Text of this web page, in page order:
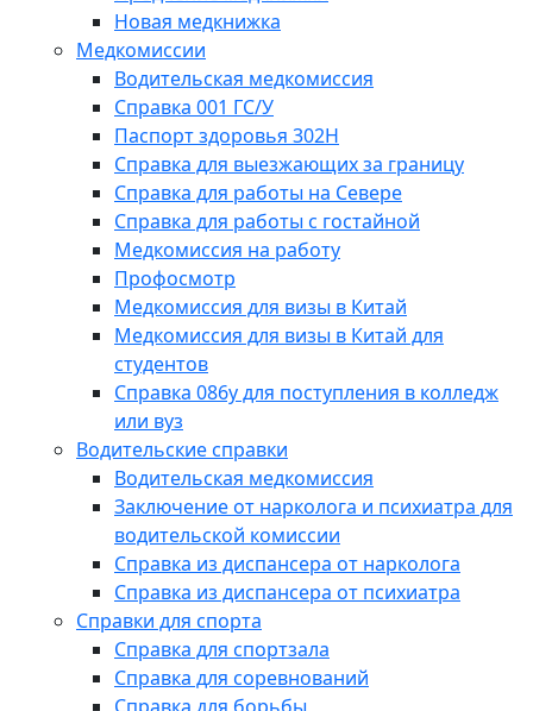
Новая медкнижка
Медкомиссии
Водительская медкомиссия
Справка 001 ГС/У
Паспорт здоровья 302Н
Справка для выезжающих за границу
Справка для работы на Севере
Справка для работы с гостайной
Медкомиссия на работу
Профосмотр
Медкомиссия для визы в Китай
Медкомиссия для визы в Китай для
студентов
Справка 086у для поступления в колледж
или вуз
Водительские справки
Водительская медкомиссия
Заключение от нарколога и психиатра для
водительской комиссии
Справка из диспансера от нарколога
Справка из диспансера от психиатра
Справки для спорта
Справка для спортзала
Справка для соревнований